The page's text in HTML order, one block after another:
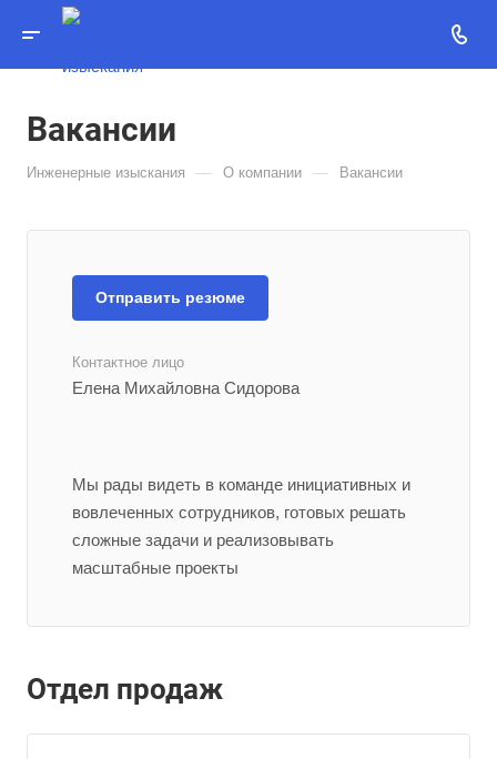
Вакансии
Инженерные изыскания — О компании — Вакансии
Отправить резюме
Контактное лицо
Елена Михайловна Сидорова
Мы рады видеть в команде инициативных и
вовлеченных сотрудников, готовых решать
сложные задачи и реализовывать
масштабные проекты
Отдел продаж